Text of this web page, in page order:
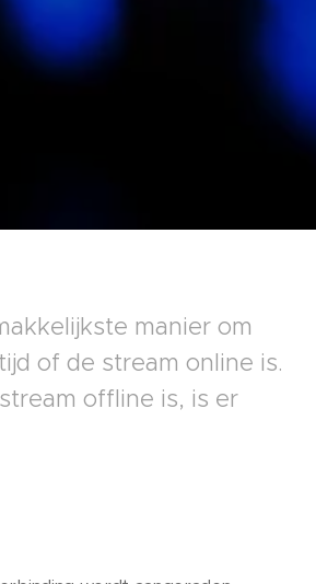
manier om
of de stream online is.
offline is, is er